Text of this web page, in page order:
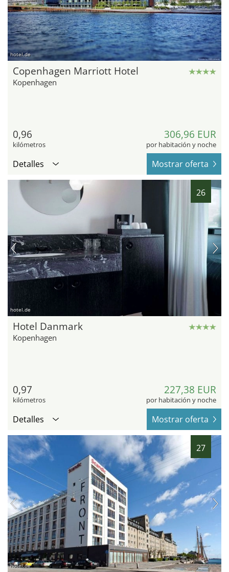
hotel.de
Copenhagen Marriott Hotel
Kopenhagen
0,96
kilómetros
306,96 EUR
por habitación y noche
Detalles Mostrar oferta
26
hotel.de
Hotel Danmark
Kopenhagen
0,97
kilómetros
227,38 EUR
por habitación y noche
Detalles Mostrar oferta
27
hotel.de